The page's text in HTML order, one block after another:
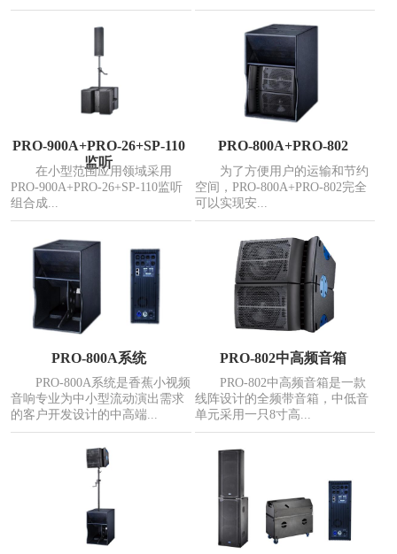
PRO-900A+PRO-26+SP-110
监听
在小型范围应用领域采用
PRO-900A+PRO-26+SP-110监听
组合成...
PRO-800A+PRO-802
为了方便用户的运输和节约
空间，PRO-800A+PRO-802完全
可以实现安...
PRO-800A系统
PRO-800A系统是香蕉小视频
音响专业为中小型流动演出需求
的客户开发设计的中高端...
PRO-802中高频音箱
PRO-802中高频音箱是一款
线阵设计的全频带音箱，中低音
单元采用一只8寸高...